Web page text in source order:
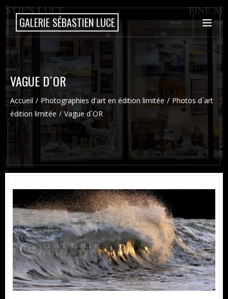
GALERIE SÉBASTIEN LUCE
VAGUE D´OR
Accueil Photographies d'art en édition limitée
Photos d´art
édition limitée
Vague d´OR